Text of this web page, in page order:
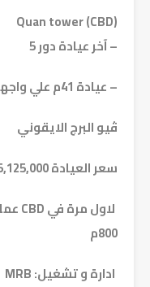
Quan tower (CBD)
– آخر عيادة دور 5
– عيادة 41م علي واجهة المشروع
ڤيو البرج الايقوني
سعر العيادة 5,125,000
800م
ادارة و تشغيل: MRB